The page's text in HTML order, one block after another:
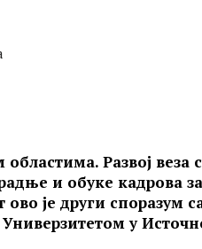
областима. Развој веза
и обуке кадрова
ово је други споразум
у